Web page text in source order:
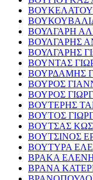
ΒΟΥΚΕΛΑΤΟΥ
ΒΟΥΛΓΑΡΗ
ΒΟΥΛΓΑΡΗΣ
ΒΟΥΛΓΑΡΗΣ
ΒΟΥΝΤΑΣ
ΒΟΥΡΔΑΜΗΣ
ΒΟΥΡΟΣ
ΒΟΥΡΟΣ
ΒΟΥΤΕΡΗΣ
ΒΟΥΤΟΣ
ΒΟΥΤΣΑΣ
ΒΟΥΤΣΙΝΟΣ
ΒΟΥΤΥΡΑ
ΒΡΑΚΑ
ΒΡΑΝΑ